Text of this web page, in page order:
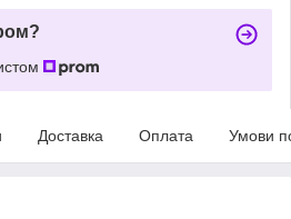
Доставка Оплата Умови